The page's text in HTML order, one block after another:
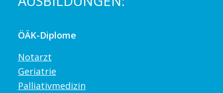
ÖÄK-Diplome
Notarzt
Geriatrie
Palliativmedizin